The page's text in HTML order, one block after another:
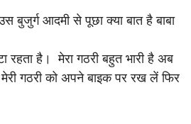
आदमी से पूछा क्या बात है बाबा
रहता है। मेरा गठरी बहुत भारी है अब
गठरी को अपने बाइक पर रख लें फिर